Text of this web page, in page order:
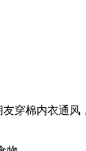
穿棉内衣通